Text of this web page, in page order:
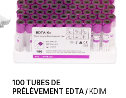
100 TUBES DE
PRÉLÈVEMENT EDTA / KDIM